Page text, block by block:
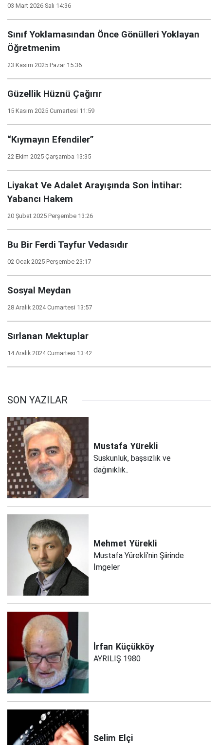
03 Mart 2026 Salı 14:36
Sınıf Yoklamasından Önce Gönülleri Yoklayan
Öğretmenim
23 Kasım 2025 Pazar 15:36
Güzellik Hüznü Çağırır
15 Kasım 2025 Cumartesi 11:59
“Kıymayın Efendiler”
22 Ekim 2025 Çarşamba 13:35
Liyakat Ve Adalet Arayışında Son İntihar:
Yabancı Hakem
20 Şubat 2025 Perşembe 13:26
Bu Bir Ferdi Tayfur Vedasıdır
02 Ocak 2025 Perşembe 23:17
Sosyal Meydan
28 Aralık 2024 Cumartesi 13:57
Sırlanan Mektuplar
14 Aralık 2024 Cumartesi 13:42
SON YAZILAR
Mustafa Yürekli
Suskunluk, başsızlık ve
dağınıklık..
Mehmet Yürekli
Mustafa Yürekli'nin Şiirinde
İmgeler
İrfan Küçükköy
AYRILIŞ 1980
Selim Elçi